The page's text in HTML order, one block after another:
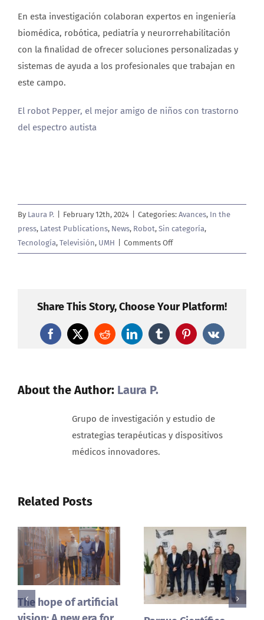
En esta investigación colaboran expertos en ingeniería
biomédica, robótica, pediatría y neurorrehabilitación
con la finalidad de ofrecer soluciones personalizadas y
sistemas de ayuda a los profesionales que trabajan en
este campo.
El robot Pepper, el mejor amigo de niños con trastorno
del espectro autista
By Laura P. February 12th, 2024 Categories: Avances, In the
press, Latest Publications, News, Robot, Sin categoría,
Tecnología, Televisión, UMH Comments Offon
Telecinco
del
proyecto
con
Share This Story, Choose Your Platform!
Facebook
X RedditLinkedInTumblrPinterest
Vk
About the Author: Laura P.
Grupo de investigación y estudio de
estrategias terapéuticas y dispositivos
médicos innovadores.
Related Posts
The Brain and The